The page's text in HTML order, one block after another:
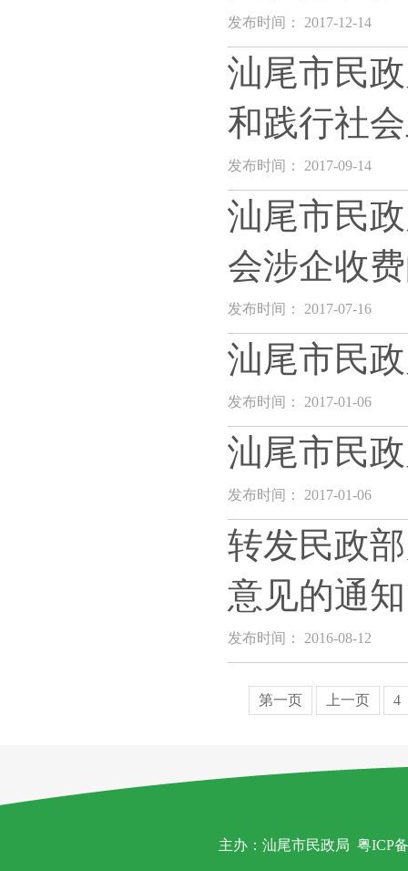
发布时间： 2017-12-14
汕尾市民
和践行社
发布时间： 2017-09-14
汕尾市民
会涉企收
发布时间： 2017-07-16
汕尾市民
发布时间： 2017-01-06
汕尾市民
发布时间： 2017-01-06
转发民政
意见的通知
发布时间： 2016-08-12
第一页 上一页 4
主办：汕尾市民政局 粤ICP